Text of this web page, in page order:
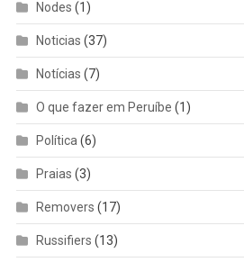
Nodes (1)
Noticias (37)
Notícias (7)
O que fazer em Peruíbe (1)
Política (6)
Praias (3)
Removers (17)
Russifiers (13)